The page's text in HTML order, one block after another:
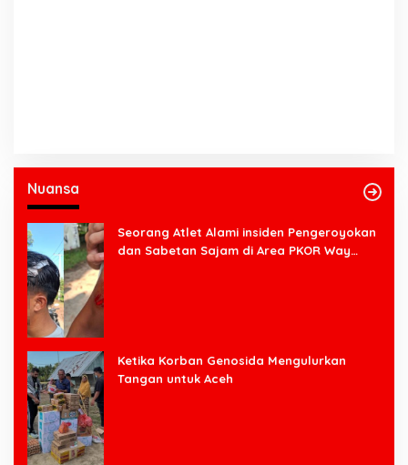
Nuansa
Seorang Atlet Alami insiden Pengeroyokan
dan Sabetan Sajam di Area PKOR Way
Ketika Korban Genosida Mengulurkan
Tangan untuk Aceh